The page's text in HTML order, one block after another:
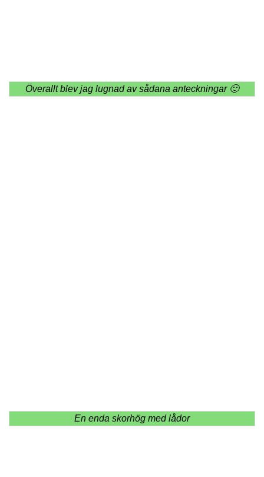
Överallt blev jag lugnad av sådana anteckningar 🙂
En enda skorhög med lådor